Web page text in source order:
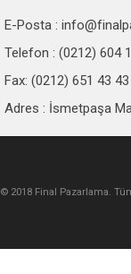
E-Posta :
Telefon : (0212) 604
Fax: (0212) 651 43 43
Adres : İsmetpaşa
© 2018 Final Pazarlama.